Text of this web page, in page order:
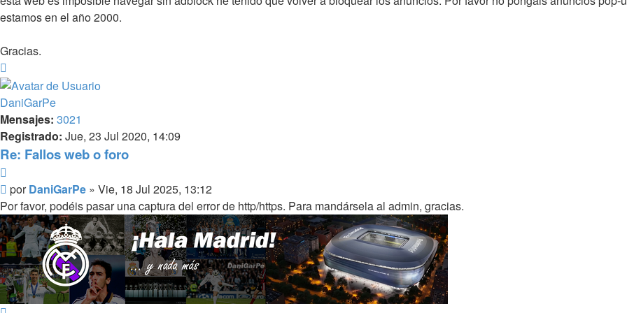
estamos en el año 2000.
Gracias.
DaniGarPe
Mensajes: 3021
Registrado: Jue, 23 Jul 2020, 14:09
Re: Fallos web o foro
Mensaje
porDaniGarPe » Vie, 18 Jul 2025, 13:12
Por favor, podéis pasar una captura del error de http/https. Para mandársela al admin, gracias.